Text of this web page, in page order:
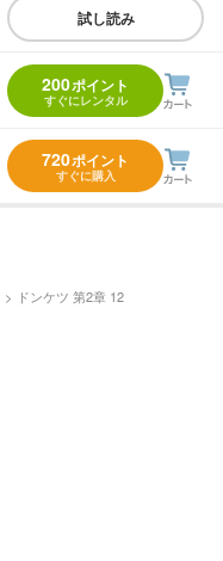
試し読み
200ポイント
すぐにレンタル
720ポイント
すぐに購入
ドンケツ 第2章 12